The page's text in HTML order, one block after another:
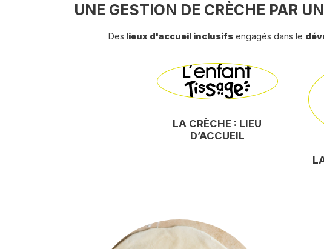
UNE GESTION DE CRÈCHE PAR
Des lieux d'accueil inclusifsengagés dans le
LA CRÈCHE : LIEU
D’ACCUEIL